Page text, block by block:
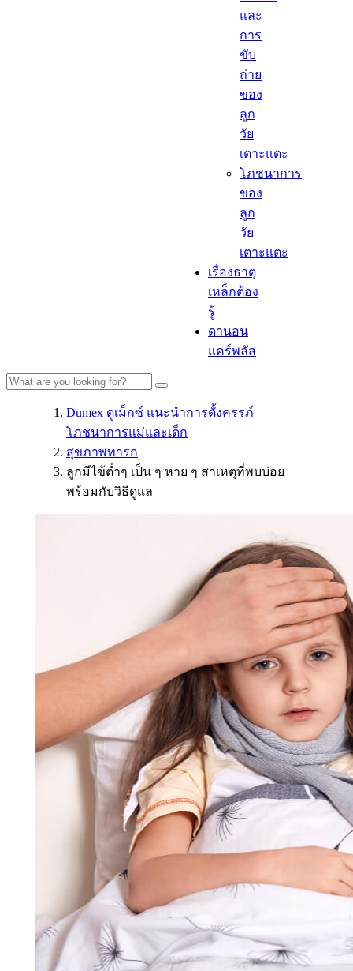
และ
การ
ขับ
ถ่าย
ของ
ลูก
วัย
เตาะแตะ
โภชนาการ
ของ
ลูก
วัย
เตาะแตะ
เรื่องธาตุ
เหล็กต้อง
รู้​
ดานอน
แคร์พลัส
Dumex ดูเม็กซ์ แนะนำการตั้งครรภ์
โภชนาการแม่และเด็ก
สุขภาพทารก
ลูกมีไข้ต่ำๆ เป็น ๆ หาย ๆ สาเหตุที่พบบ่อย
พร้อมกับวิธีดูแล